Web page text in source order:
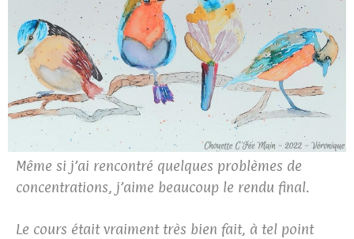
Même si j’ai rencontré quelques problèmes de
concentrations, j’aime beaucoup le rendu final.
Le cours était vraiment très bien fait, à tel point